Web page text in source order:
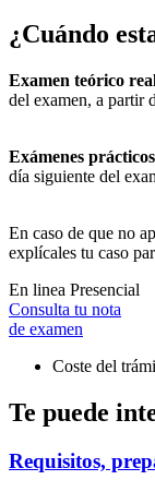
¿Cuándo
Examen teórico
del examen, a partir
Exámenes
día siguiente del
En caso de que no
explícales tu caso
En linea Presencial
Consulta tu nota
de examen
Coste del
Te puede
Requisitos,